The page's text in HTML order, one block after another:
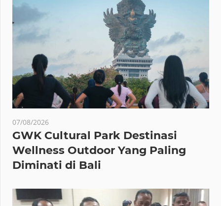
07/08/2026
GWK Cultural Park Destinasi
Wellness Outdoor Yang Paling
Diminati di Bali